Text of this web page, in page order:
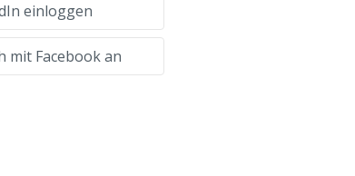
einloggen
mit Facebook an